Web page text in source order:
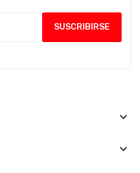
keyboard_arrow_down
keyboard_arrow_down